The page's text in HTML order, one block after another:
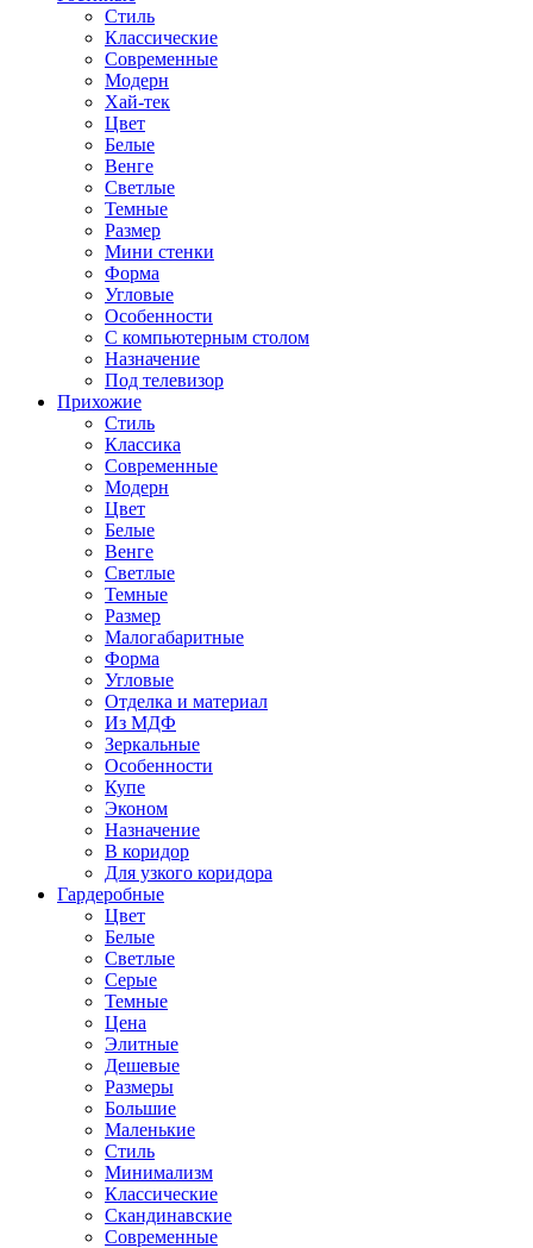
Стиль
Классические
Современные
Модерн
Хай-тек
Цвет
Белые
Венге
Светлые
Темные
Размер
Мини стенки
Форма
Угловые
Особенности
С компьютерным столом
Назначение
Под телевизор
Прихожие
Стиль
Классика
Современные
Модерн
Цвет
Белые
Венге
Светлые
Темные
Размер
Малогабаритные
Форма
Угловые
Отделка и материал
Из МДФ
Зеркальные
Особенности
Купе
Эконом
Назначение
В коридор
Для узкого коридора
Гардеробные
Цвет
Белые
Светлые
Серые
Темные
Цена
Элитные
Дешевые
Размеры
Большие
Маленькие
Стиль
Минимализм
Классические
Скандинавские
Современные